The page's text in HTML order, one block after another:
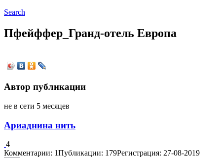
Search
Пфейффер_Гранд-отель Европа
Автор публикации
не в сети 5 месяцев
Ариаднина нить
4
Комментарии: 1Публикации: 179Регистрация: 27-08-2019